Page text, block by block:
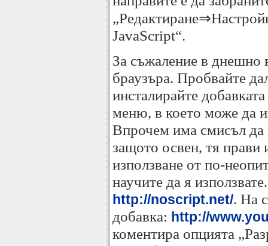
JavaScript“.
За съжаление в днешно
браузъра. Пробвайте
инсталирайте
меню, в което може да
Впрочем има смисъл да
защото освен, тя прави
използване от по-
научите да я
http://noscript.net/. На
добавка: http://
коментира опцията